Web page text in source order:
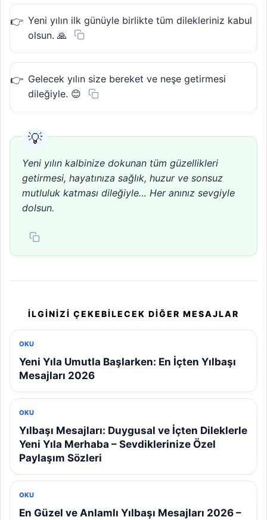
Yeni yılın ilk günüyle birlikte tüm dilekleriniz kabul
olsun. 🙏
Gelecek yılın size bereket ve neşe getirmesi
dileğiyle. 😊
Yeni yılın kalbinize dokunan tüm güzellikleri
getirmesi, hayatınıza sağlık, huzur ve sonsuz
mutluluk katması dileğiyle… Her anınız sevgiyle
dolsun.
İLGINIZI ÇEKEBILECEK DIĞER MESAJLAR
OKU
Yeni Yıla Umutla Başlarken: En İçten Yılbaşı
Mesajları 2026
OKU
Yılbaşı Mesajları: Duygusal ve İçten Dileklerle
Yeni Yıla Merhaba – Sevdiklerinize Özel
Paylaşım Sözleri
OKU
En Güzel ve Anlamlı Yılbaşı Mesajları 2026 –